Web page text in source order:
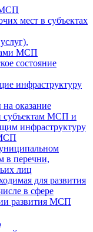
МСП
мест в субъектах
МСП
состояние
инфраструктуру
оказание
субъектам МСП и
инфраструктуру
в перечни,
лиц
для развития
в сфере
развития МСП